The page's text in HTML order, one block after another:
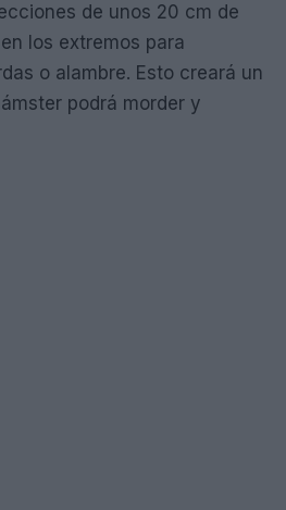
de unos 20 cm de
los extremos para
o alambre. Esto creará un
podrá morder y